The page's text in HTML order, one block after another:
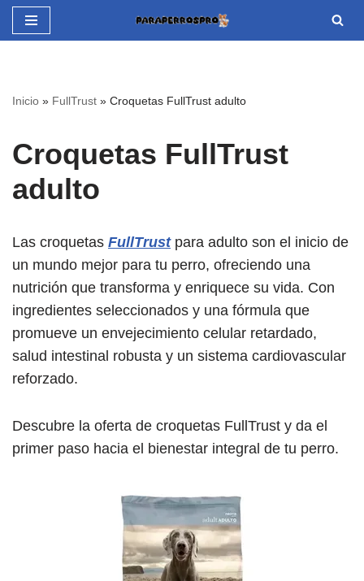
Saltar
Inicio » FullTrust » Croquetas FullTrust adulto
Croquetas FullTrust
adulto
Las croquetas FullTrustpara adulto son el inicio de
un mundo mejor para tu perro, ofreciendo una
nutrición que transforma y enriquece su vida. Con
ingredientes seleccionados y una fórmula que
promueve un envejecimiento celular retardado,
salud intestinal robusta y un sistema cardiovascular
reforzado.
Descubre la oferta de croquetas FullTrust y da el
primer paso hacia el bienestar integral de tu perro.